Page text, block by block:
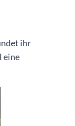
ihr
eine